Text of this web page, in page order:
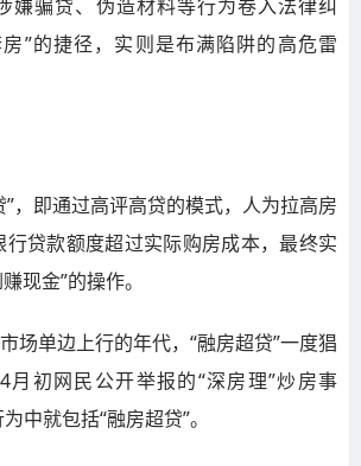
嫌骗贷、伪造材料等行为卷入法律纠
”的捷径，实则是布满陷阱的高危雷
”，即通过高评高贷的模式，人为拉高房
行贷款额度超过实际购房成本，最终实
现金”的操作。
场单边上行的年代，“融房超贷”一度猖
月初网民公开举报的“深房理”炒房事
中就包括“融房超贷”。